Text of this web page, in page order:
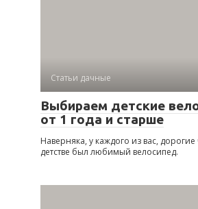
Статьи дачные
Выбираем детские
от 1 года и старше
Наверняка, у каждого из вас, дорогие
детстве был любимый велосипед.